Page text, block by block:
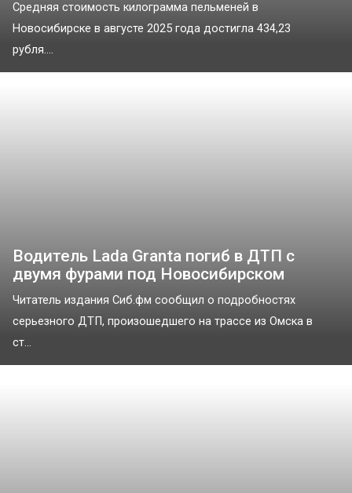
Средняя стоимость килограмма пельменей в
Новосибирске в августе 2025 года достигла 434,23
рубля....
Водитель Lada Granta погиб в ДТП с
двумя фурами под Новосибирском
Читатель издания Сиб.фм сообщил о подробностях
серьезного ДТП, произошедшего на трассе из Омска в
ст...